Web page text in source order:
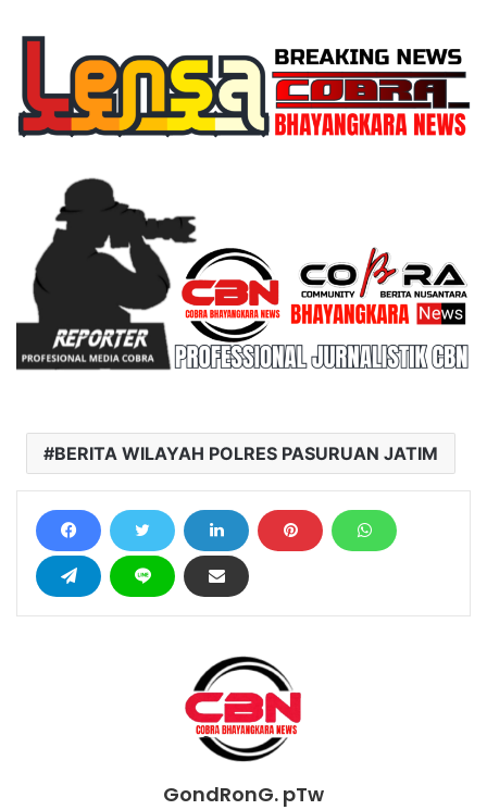
BERITA WILAYAH POLRES PASURUAN JATIM
GondRonG. pTw